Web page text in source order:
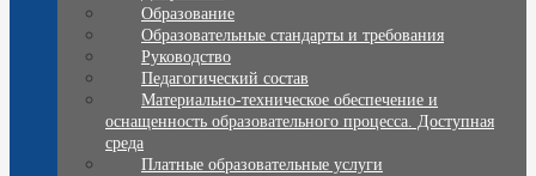
Образование
Образовательные стандарты и требования
Руководство
Педагогический состав
Материально-техническое обеспечение и
оснащенность образовательного процесса. Доступная
среда
Платные образовательные услуги